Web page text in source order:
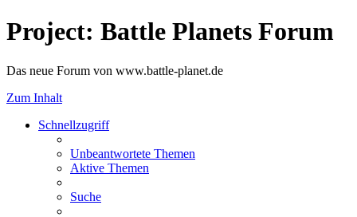
Project: Battle Planets Forum
Das neue Forum von www.battle-planet.de
Zum Inhalt
Schnellzugriff
Unbeantwortete Themen
Aktive Themen
Suche